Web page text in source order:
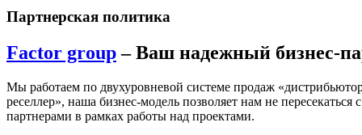
Партнерская политика
Factor group– Ваш надежный бизнес-
Мы работаем по двухуровневой системе продаж
реселлер», наша бизнес-модель позволяет нам не пересекаться с
партнерами в рамках работы над проектами.